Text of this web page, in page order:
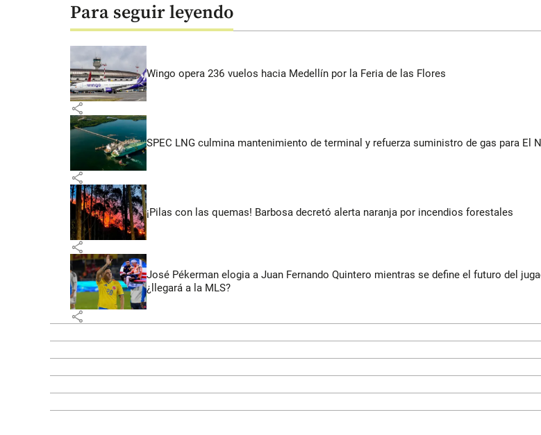
Para seguir leyendo
Wingo opera 236 vuelos hacia Medellín por la Feria de las Flores
share
SPEC LNG culmina mantenimiento de terminal y refuerza suministro de gas para El
share
¡Pilas con las quemas! Barbosa decretó alerta naranja por incendios forestales
share
José Pékerman elogia a Juan Fernando Quintero mientras se define el futuro del
¿llegará a la MLS?
share